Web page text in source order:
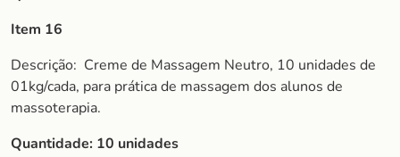
Item 16
Descrição: Creme de Massagem Neutro, 10 unidades de
01kg/cada, para prática de massagem dos alunos de
massoterapia.
Quantidade: 10 unidades